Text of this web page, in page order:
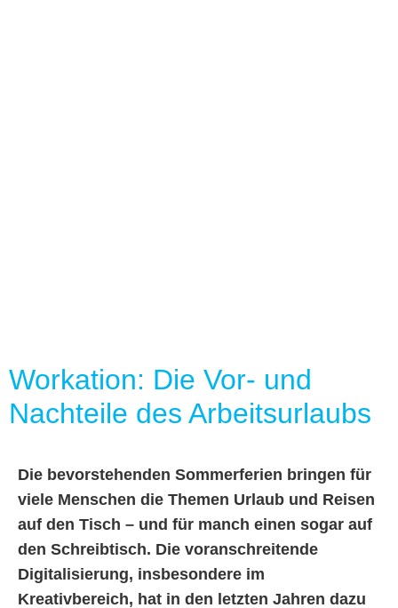
Workation: Die Vor- und
Nachteile des Arbeitsurlaubs
Die bevorstehenden Sommerferien bringen für
viele Menschen die Themen Urlaub und Reisen
auf den Tisch – und für manch einen sogar auf
den Schreibtisch. Die voranschreitende
Digitalisierung, insbesondere im
Kreativbereich, hat in den letzten Jahren dazu